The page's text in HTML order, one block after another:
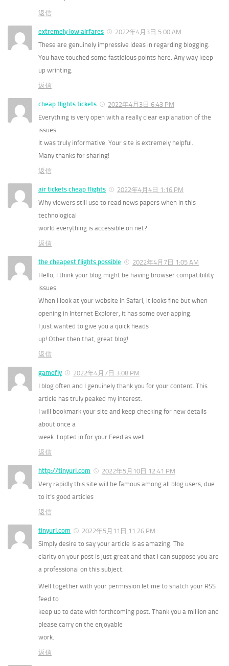
返信
extremely low airfares
2022年4月3日 5:00 AM
These are genuinely impressive ideas in regarding blogging.
You have touched some fastidious points here. Any way keep
up wrinting.
返信
cheap flights tickets
2022年4月3日 6:43 PM
Everything is very open with a really clear explanation of the
issues.
It was truly informative. Your site is extremely helpful.
Many thanks for sharing!
返信
air tickets cheap flights
2022年4月4日 1:16 PM
Why viewers still use to read news papers when in this
technological
world everything is accessible on net?
返信
the cheapest flights possible
2022年4月7日 1:05 AM
Hello, I think your blog might be having browser compatibility
issues.
When I look at your website in Safari, it looks fine but when
opening in Internet Explorer, it has some overlapping.
I just wanted to give you a quick heads
up! Other then that, great blog!
返信
gamefly
2022年4月7日 3:08 PM
I blog often and I genuinely thank you for your content. This
article has truly peaked my interest.
I will bookmark your site and keep checking for new details
about once a
week. I opted in for your Feed as well.
返信
http://tinyurl.com
2022年5月10日 12:41 PM
Very rapidly this site will be famous among all blog users, due
to it’s good articles
返信
tinyurl.com
2022年5月11日 11:26 PM
Simply desire to say your article is as amazing. The
clarity on your post is just great and that i can suppose you are
a professional on this subject.
Well together with your permission let me to snatch your RSS
feed to
keep up to date with forthcoming post. Thank you a million and
please carry on the enjoyable
work.
返信